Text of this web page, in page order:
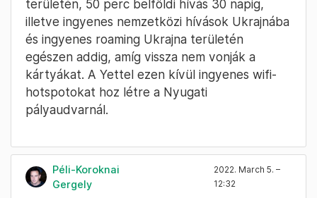
területén, 50 perc belföldi hívás 30 napig,
illetve ingyenes nemzetközi hívások Ukrajnába
és ingyenes roaming Ukrajna területén
egészen addig, amíg vissza nem vonják a
kártyákat. A Yettel ezen kívül ingyenes wifi-
hotspotokat hoz létre a Nyugati
pályaudvarnál.
Péli-Koroknai
Gergely
2022. March 5. –
12:32